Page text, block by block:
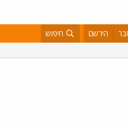
הירשם חיפוש